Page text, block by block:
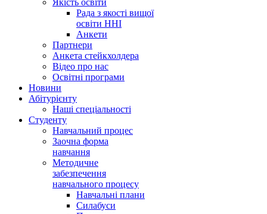
Якість освіти
Рада з якості вищої
освіти ННІ
Анкети
Партнери
Анкета стейкхолдера
Відео про нас
Освітні програми
Hовини
Абітурієнту
Наші спеціальності
Студенту
Навчальний процес
Заочна форма
навчання
Методичне
забезпечення
навчального процесу
Навчальні плани
Силабуси